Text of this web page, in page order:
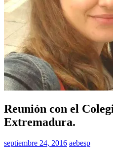
Reuniones
Reunión con el
Extremadura.
septiembre 24, 2016 aebesp